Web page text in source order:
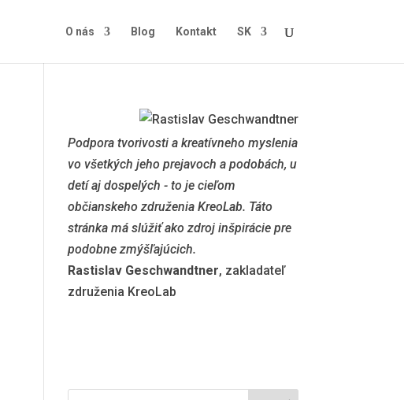
O nás Blog Kontakt SK
Podpora tvorivosti a kreatívneho myslenia
vo všetkých jeho prejavoch a podobách, u
detí aj dospelých - to je cieľom
občianskeho združenia KreoLab. Táto
stránka má slúžiť ako zdroj inšpirácie pre
podobne zmýšľajúcich.
Rastislav Geschwandtner, zakladateľ
združenia KreoLab